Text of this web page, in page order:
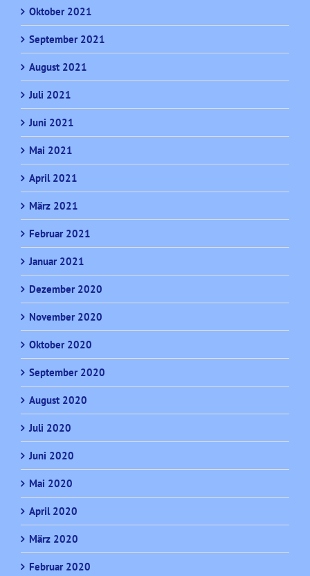
Oktober 2021
September 2021
August 2021
Juli 2021
Juni 2021
Mai 2021
April 2021
März 2021
Februar 2021
Januar 2021
Dezember 2020
November 2020
Oktober 2020
September 2020
August 2020
Juli 2020
Juni 2020
Mai 2020
April 2020
März 2020
Februar 2020